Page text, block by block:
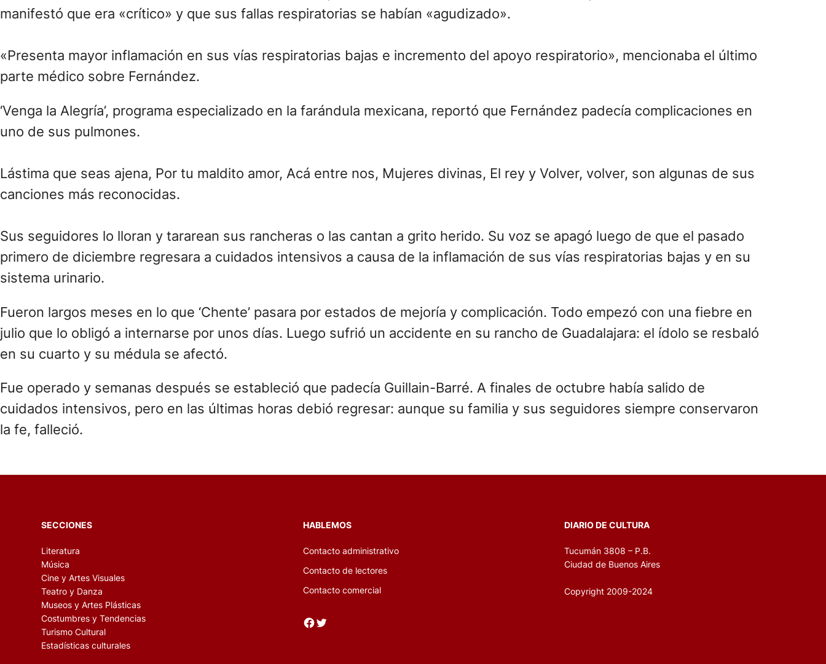
manifestó que era «crítico» y que sus fallas respiratorias se habían «agudizado».
«Presenta mayor inflamación en sus vías respiratorias bajas e incremento del apoyo respiratorio», mencionaba el último
parte médico sobre Fernández.
‘Venga la Alegría’, programa especializado en la farándula mexicana, reportó que Fernández padecía complicaciones en
uno de sus pulmones.
Lástima que seas ajena, Por tu maldito amor, Acá entre nos, Mujeres divinas, El rey y Volver, volver, son algunas de sus
canciones más reconocidas.
Sus seguidores lo lloran y tararean sus rancheras o las cantan a grito herido. Su voz se apagó luego de que el pasado
primero de diciembre regresara a cuidados intensivos a causa de la inflamación de sus vías respiratorias bajas y en su
sistema urinario.
Fueron largos meses en lo que ‘Chente’ pasara por estados de mejoría y complicación. Todo empezó con una fiebre en
julio que lo obligó a internarse por unos días. Luego sufrió un accidente en su rancho de Guadalajara: el ídolo se resbaló
en su cuarto y su médula se afectó.
Fue operado y semanas después se estableció que padecía Guillain-Barré. A finales de octubre había salido de
cuidados intensivos, pero en las últimas horas debió regresar: aunque su familia y sus seguidores siempre conservaron
la fe, falleció.
SECCIONES
Literatura
Música
Cine y Artes Visuales
Teatro y Danza
Museos y Artes Plásticas
Costumbres y Tendencias
Turismo Cultural
Estadísticas culturales
HABLEMOS
Contacto administrativo
Contacto de lectores
Contacto comercial
Facebook Twitter
DIARIO DE CULTURA
Tucumán 3808 – P.B.
Ciudad de Buenos Aires
Copyright 2009-2024